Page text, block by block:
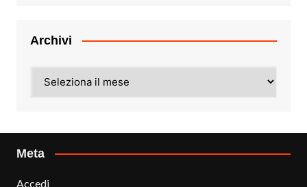
Archivi
Meta
Accedi